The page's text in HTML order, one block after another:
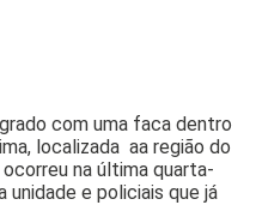
com uma faca dentro
localizada aa região do
na última quarta-
unidade e policiais que já